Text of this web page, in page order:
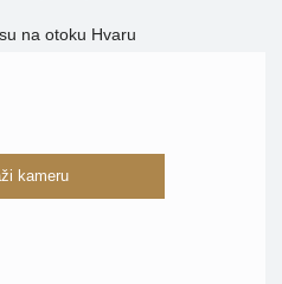
na otoku Hvaru
kameru